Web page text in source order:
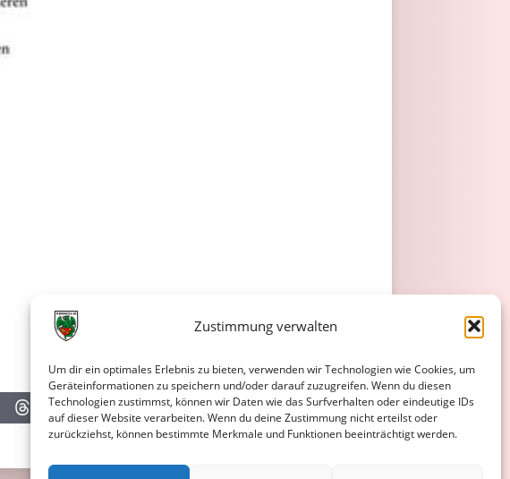
Zustimmung verwalten
Um dir ein optimales Erlebnis zu bieten, verwenden wir Technologien wie Cookies, um
Geräteinformationen zu speichern und/oder darauf zuzugreifen. Wenn du diesen
Technologien zustimmst, können wir Daten wie das Surfverhalten oder eindeutige IDs
auf dieser Website verarbeiten. Wenn du deine Zustimmung nicht erteilst oder
zurückziehst, können bestimmte Merkmale und Funktionen beeinträchtigt werden.